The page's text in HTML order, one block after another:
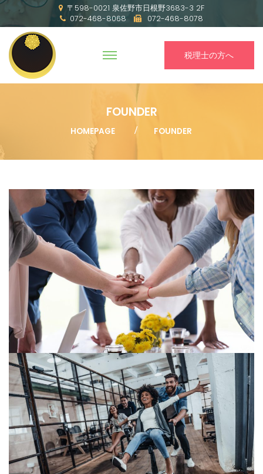
〒598-0021 泉佐野市日根野3683-3 2F
072-468-8068
072-468-8078
税理士の方へ
FOUNDER
HOMEPAGE FOUNDER